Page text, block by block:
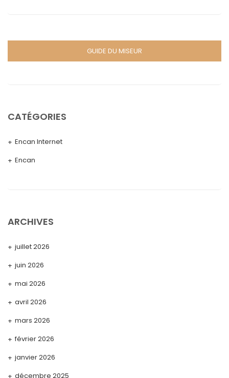
GUIDE DU MISEUR
CATÉGORIES
Encan Internet
Encan
ARCHIVES
juillet 2026
juin 2026
mai 2026
avril 2026
mars 2026
février 2026
janvier 2026
décembre 2025